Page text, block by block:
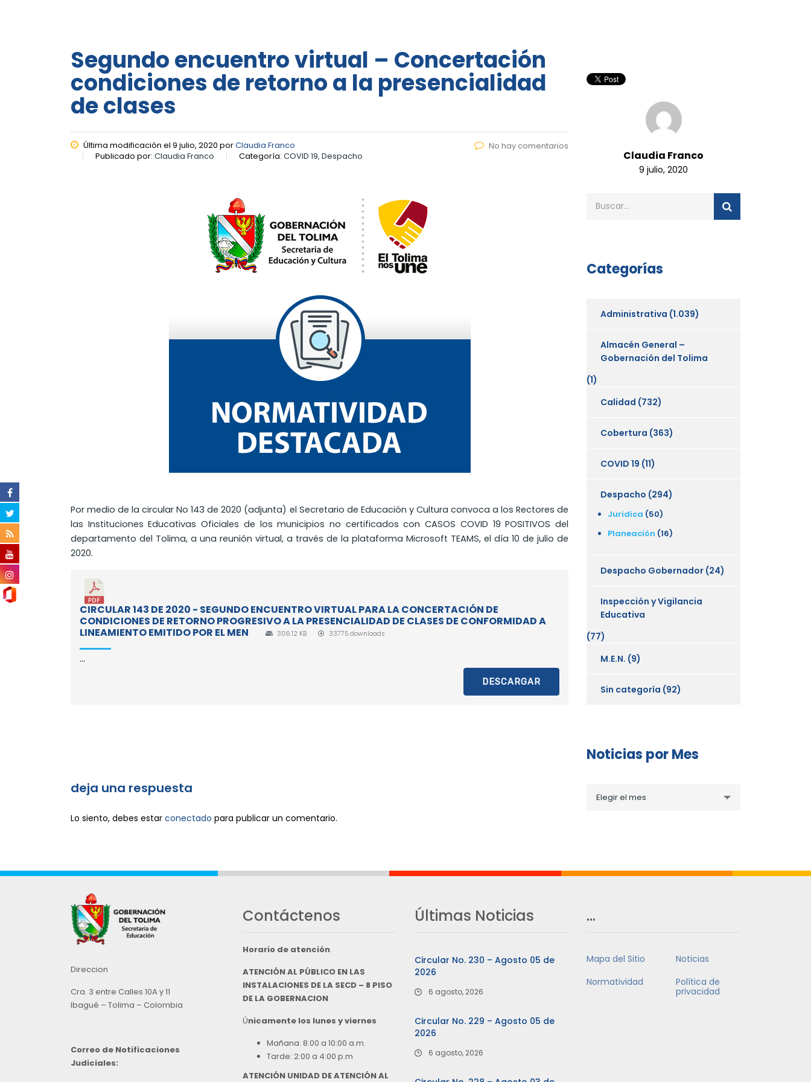
Segundo encuentro virtual – Concertación
condiciones de retorno a la presencialidad
de clases
Última modificación el 9 julio, 2020 porClaudia Franco
Publicado por: Claudia Franco Categoría: COVID 19, Despacho
No hay comentarios
Por medio de la circular No 143 de 2020 (adjunta) el Secretario de Educación y Cultura convoca a los Rectores de
las Instituciones Educativas Oficiales de los municipios no certificados con CASOS COVID 19 POSITIVOS del
departamento del Tolima, a una reunión virtual, a través de la plataforma Microsoft TEAMS, el día 10 de julio de
2020.
CIRCULAR 143 DE 2020 - SEGUNDO ENCUENTRO VIRTUAL PARA LA CONCERTACIÓN DE
CONDICIONES DE RETORNO PROGRESIVO A LA PRESENCIALIDAD DE CLASES DE CONFORMIDAD A
LINEAMIENTO EMITIDO POR EL MEN
306.12 KB 33775 downloads
...
DESCARGAR
deja una respuesta
Lo siento, debes estar conectado para publicar un comentario.
Claudia Franco
9 julio, 2020
Categorías
Administrativa (1.039)
Almacén General –
Gobernación del Tolima
(1)
Calidad (732)
Cobertura (363)
COVID 19 (11)
Despacho (294)
Juridica (50)
Planeación (16)
Despacho Gobernador (24)
Inspección y Vigilancia
Educativa
(77)
M.E.N. (9)
Sin categoría (92)
Noticias por Mes
porElegir el mes
Direccion
Cra. 3 entre Calles 10A y 11
Ibagué – Tolima – Colombia
Correo de Notificaciones
Judiciales:
Contáctenos
Horario de atención
ATENCIÓN AL PÚBLICO EN LAS
INSTALACIONES DE LA SECD – 8 PISO
DE LA GOBERNACION
Únicamente los lunes y viernes
Mañana: 8:00 a 10:00 a.m.
Tarde: 2:00 a 4:00 p.m
ATENCIÓN UNIDAD DE ATENCIÓN AL
Últimas Noticias
Circular No. 230 – Agosto 05 de
2026
6 agosto, 2026
Circular No. 229 – Agosto 05 de
2026
6 agosto, 2026
…
Mapa del Sitio
Noticias
Normatividad
Política de
privacidad